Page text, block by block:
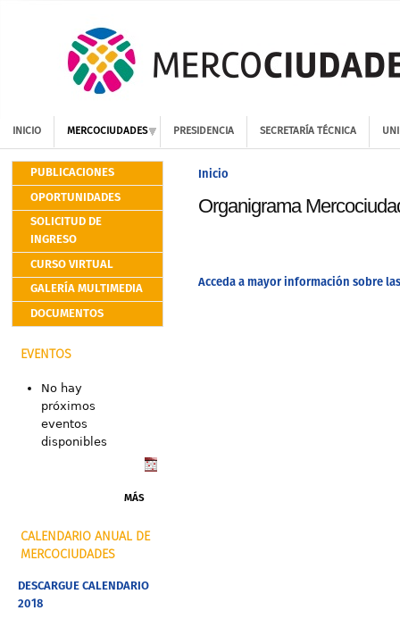
INICIO MERCOCIUDADES PRESIDENCIA SECRETARÍA TÉCNICA
PUBLICACIONES
OPORTUNIDADES
SOLICITUD DE
INGRESO
CURSO VIRTUAL
GALERÍA MULTIMEDIA
DOCUMENTOS
EVENTOS
No hay
próximos
eventos
disponibles
MÁS
CALENDARIO ANUAL DE
MERCOCIUDADES
DESCARGUE CALENDARIO
2018
Inicio
Organigrama
Acceda a mayor información sobre